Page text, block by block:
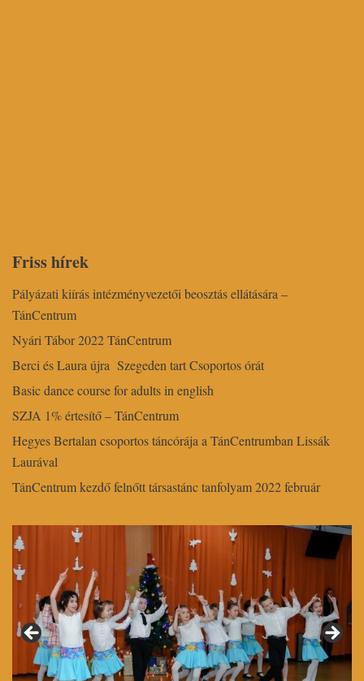
Friss hírek
Pályázati kiírás intézményvezetői beosztás ellátására –
TánCentrum
Nyári Tábor 2022 TánCentrum
Berci és Laura újra Szegeden tart Csoportos órát
Basic dance course for adults in english
SZJA 1% értesítő – TánCentrum
Hegyes Bertalan csoportos táncórája a TánCentrumban Lissák
Laurával
TánCentrum kezdő felnőtt társastánc tanfolyam 2022 február